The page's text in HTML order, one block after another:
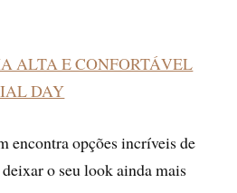
ALTA E CONFORTÁVEL
DAY
encontra opções incríveis de
o seu look ainda mais